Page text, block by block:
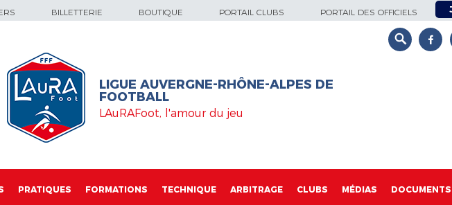
BILLETTERIE BOUTIQUE PORTAIL CLUBS PORTAIL DES OFFICIELS
LIGUE AUVERGNE-RHÔNE-ALPES DE
FOOTBALL
LAuRAFoot, l'amour du jeu
PRATIQUES FORMATIONS TECHNIQUE ARBITRAGE CLUBS MÉDIAS DOCUMENTS